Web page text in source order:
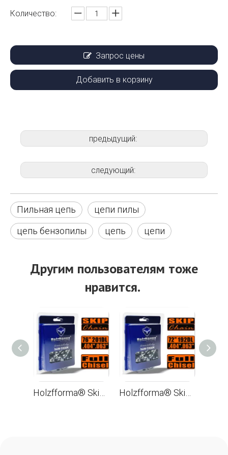
Количество:
Запрос цены
Добавить в корзину
предыдущий:
следующий:
Пильная цепь
цепи пилы
цепь бензопилы
цепь цепи
Другим пользователям тоже
нравится.